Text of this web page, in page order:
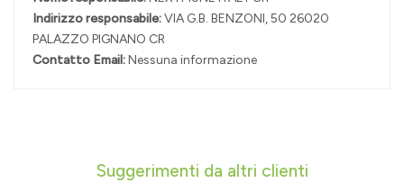
Indirizzo responsabile:VIA G.B. BENZONI, 50 26020
PALAZZO PIGNANO CR
Contatto Email:Nessuna informazione
Suggerimenti da altri clienti